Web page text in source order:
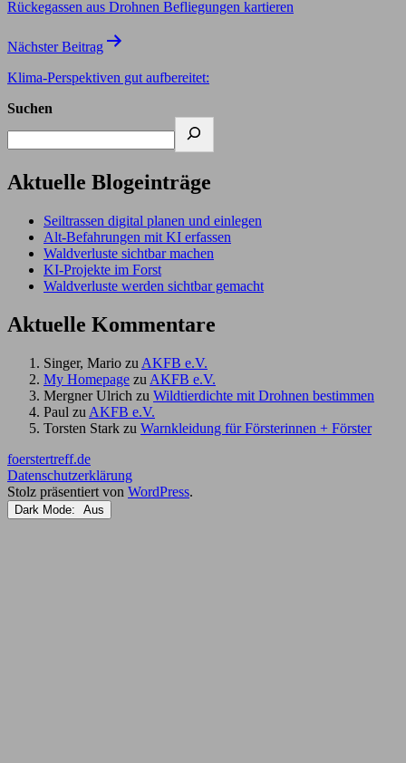
Rückegassen aus Drohnen Befliegungen kartieren
Nächster Beitrag
Klima-Perspektiven gut aufbereitet:
Suchen
Aktuelle Blogeinträge
Seiltrassen digital planen und einlegen
Alt-Befahrungen mit KI erfassen
Waldverluste sichtbar machen
KI-Projekte im Forst
Waldverluste werden sichtbar gemacht
Aktuelle Kommentare
Singer, Mario zu AKFB e.V.
My Homepage zu AKFB e.V.
Mergner Ulrich zu Wildtierdichte mit Drohnen bestimmen
Paul zu AKFB e.V.
Torsten Stark zu Warnkleidung für Försterinnen + Förster
foerstertreff.de
Datenschutzerklärung
Stolz präsentiert von WordPress.
Dark Mode: